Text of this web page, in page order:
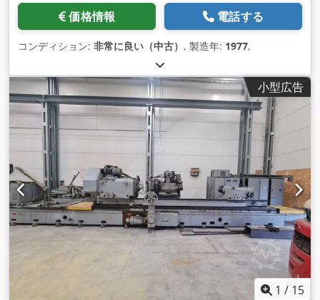
ー：布製テーブル用 機械油：スピンドル用5リットル 周波数変
換器： スピンドルモーターとワークドライブ用（無段階可変）
油圧ユニット：心押台クイル制御用 軸のボールネジ：XとZ 幾
何学的パラメーターと作業パラメーターで最適化されたサイク
ル - CNC研削盤は中型工作物の生産に適しています。 研削盤
は、中型工作物の生産に適しています。 - 研削盤は最新世代の
SIEMENS 840Di slシステムを装備しています。 - 機械は自動測
定システムを装備することができます。 - 研削砥石は、生産に
必要な形状に合わせて設計することが可能です。 要求される生
産タイプ - 研削盤に第三の補間軸と特別に作成されたソフトウ
エアが装備されていれば、高精度の加工が可能です。 研削盤に
第三の補間軸と専用ソフトウェアが装備されていれば、高精度
の加工が可能です。 簡単なプログラミング ISOプログラミング
の知識がなくても、複雑なプログラムを作成することができま
す。 パラメータ入力は、様々なパラメータの意味を段階的に説
明する一連のメッセージとシンボルによって容易になります。
作業サイクルは、同じサイクルパラメーターを入力することで
プログラムされます。様々なサイクルの実行順序は、素早く直
感的に変更できま す。 ところで、安価な新機種やテスト済み
の中古機だけでなく、当社にはさらなるサービスも期待できま
価格情報 電話する
コンディション: 非常に良い（中古） , 製造年: 1977,
小型広告
1 / 15